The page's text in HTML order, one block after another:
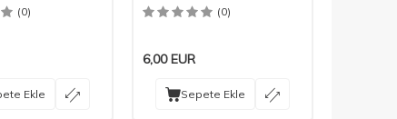
(0)
Ekle
(0)
6,00EUR
Sepete Ekle